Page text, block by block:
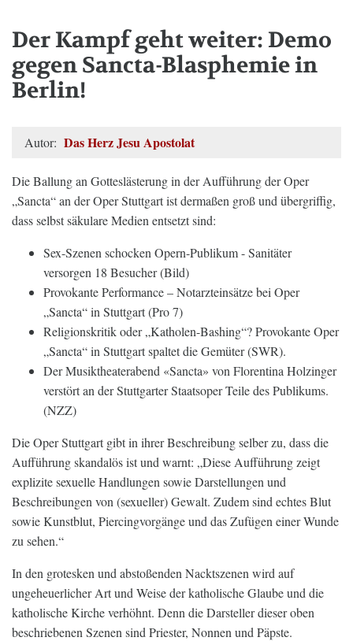
Der Kampf geht weiter: Demo
gegen Sancta-Blasphemie in
Berlin!
Autor: Das Herz Jesu Apostolat
Die Ballung an Gotteslästerung in der Aufführung der Oper
„Sancta“ an der Oper Stuttgart ist dermaßen groß und übergriffig,
dass selbst säkulare Medien entsetzt sind:
Sex-Szenen schocken Opern-Publikum - Sanitäter
versorgen 18 Besucher (Bild)
Provokante Performance – Notarzteinsätze bei Oper
„Sancta“ in Stuttgart (Pro 7)
Religionskritik oder „Katholen-Bashing“? Provokante Oper
„Sancta“ in Stuttgart spaltet die Gemüter (SWR).
Der Musiktheaterabend «Sancta» von Florentina Holzinger
verstört an der Stuttgarter Staatsoper Teile des Publikums.
(NZZ)
Die Oper Stuttgart gibt in ihrer Beschreibung selber zu, dass die
Aufführung skandalös ist und warnt: „Diese Aufführung zeigt
explizite sexuelle Handlungen sowie Darstellungen und
Beschreibungen von (sexueller) Gewalt. Zudem sind echtes Blut
sowie Kunstblut, Piercingvorgänge und das Zufügen einer Wunde
zu sehen.“
In den grotesken und abstoßenden Nacktszenen wird auf
ungeheuerlicher Art und Weise der katholische Glaube und die
katholische Kirche verhöhnt. Denn die Darsteller dieser oben
beschriebenen Szenen sind Priester, Nonnen und Päpste.